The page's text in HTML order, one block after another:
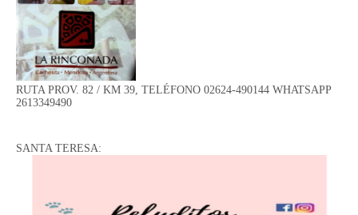
RUTA PROV. 82 / KM 39, TELÉFONO 02624-490144 WHATSAPP
2613349490
SANTA TERESA: